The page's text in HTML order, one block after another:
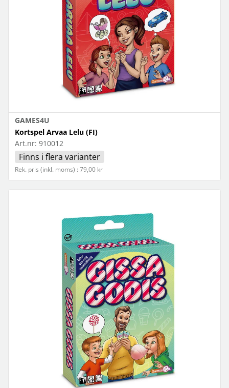
GAMES4U
Kortspel Arvaa Lelu (FI)
Art.nr: 910012
Finns i flera varianter
Rek. pris (inkl. moms) : 79,00 kr